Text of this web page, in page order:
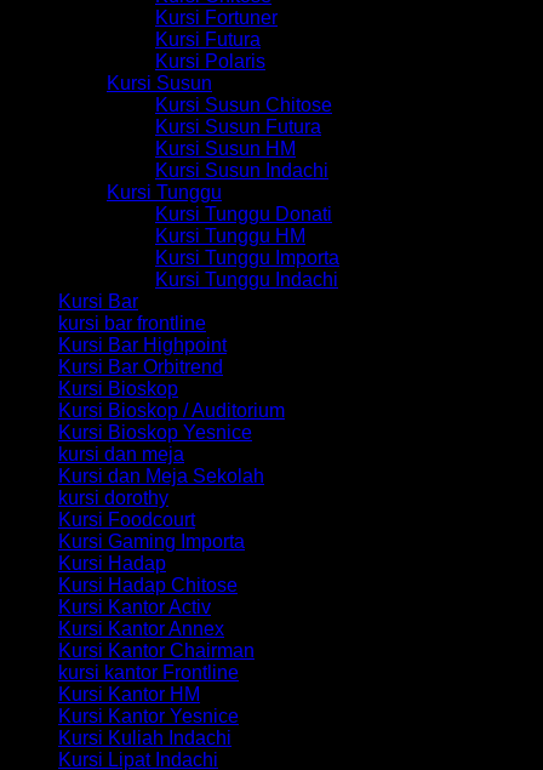
Kursi Fortuner
Kursi Futura
Kursi Polaris
Kursi Susun
Kursi Susun Chitose
Kursi Susun Futura
Kursi Susun HM
Kursi Susun Indachi
Kursi Tunggu
Kursi Tunggu Donati
Kursi Tunggu HM
Kursi Tunggu Importa
Kursi Tunggu Indachi
Kursi Bar
kursi bar frontline
Kursi Bar Highpoint
Kursi Bar Orbitrend
Kursi Bioskop
Kursi Bioskop / Auditorium
Kursi Bioskop Yesnice
kursi dan meja
Kursi dan Meja Sekolah
kursi dorothy
Kursi Foodcourt
Kursi Gaming Importa
Kursi Hadap
Kursi Hadap Chitose
Kursi Kantor Activ
Kursi Kantor Annex
Kursi Kantor Chairman
kursi kantor Frontline
Kursi Kantor HM
Kursi Kantor Yesnice
Kursi Kuliah Indachi
Kursi Lipat Indachi